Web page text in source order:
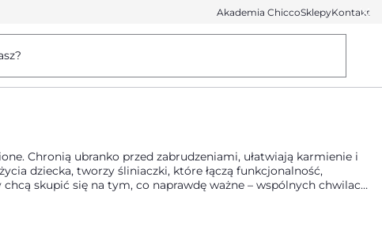
Akademia ChiccoSklepyKontakt
Chronią ubranko przed zabrudzeniami, ułatwiają karmienie i
dziecka, tworzy śliniaczki, które łączą funkcjonalność,
skupić się na tym, co naprawdę ważne – wspólnych chwilach